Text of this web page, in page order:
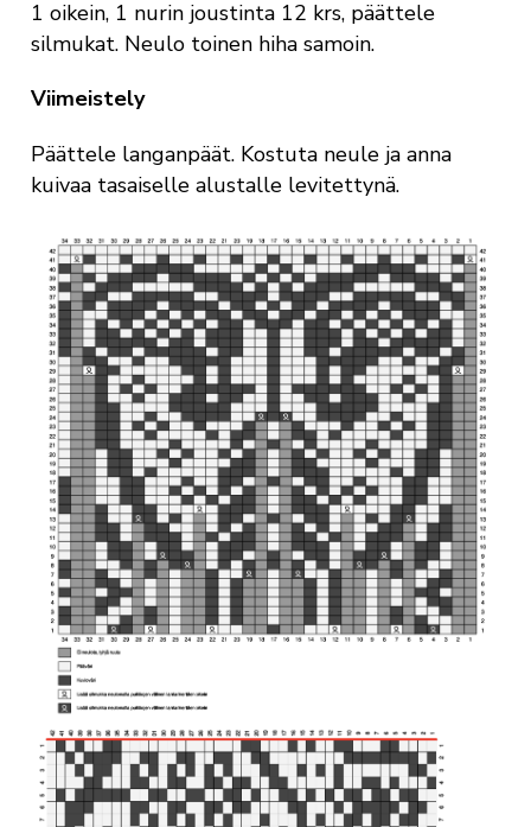
1 oikein, 1 nurin joustinta 12 krs, päättele
silmukat. Neulo toinen hiha samoin.
Viimeistely
Päättele langanpäät. Kostuta neule ja anna
kuivaa tasaiselle alustalle levitettynä.